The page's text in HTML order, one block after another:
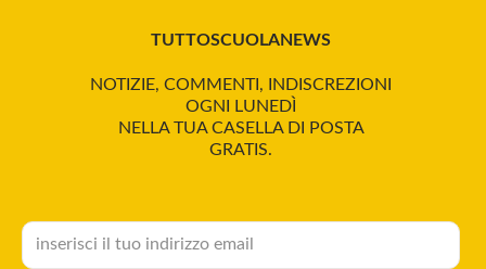
TUTTOSCUOLANEWS
NOTIZIE, COMMENTI, INDISCREZIONI
OGNI LUNEDÌ
NELLA TUA CASELLA DI POSTA
GRATIS.